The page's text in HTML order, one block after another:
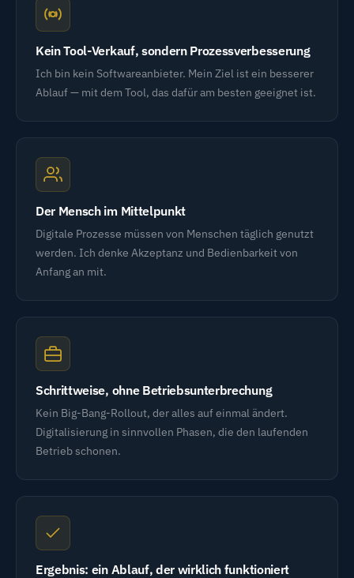
Kein Tool-Verkauf, sondern Prozessverbesserung
Ich bin kein Softwareanbieter. Mein Ziel ist ein besserer
Ablauf — mit dem Tool, das dafür am besten geeignet ist.
Der Mensch im Mittelpunkt
Digitale Prozesse müssen von Menschen täglich genutzt
werden. Ich denke Akzeptanz und Bedienbarkeit von
Anfang an mit.
Schrittweise, ohne Betriebsunterbrechung
Kein Big-Bang-Rollout, der alles auf einmal ändert.
Digitalisierung in sinnvollen Phasen, die den laufenden
Betrieb schonen.
Ergebnis: ein Ablauf, der wirklich funktioniert